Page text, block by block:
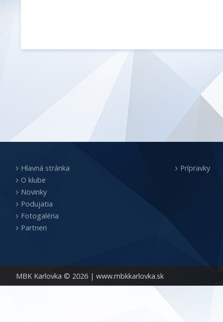
MBK Karlovka © 2026 | www.mbkkarlovka.sk
Hlavná stránka
O klube
Novinky
Podujatia
Fotogaléria
Partneri
Prípravky